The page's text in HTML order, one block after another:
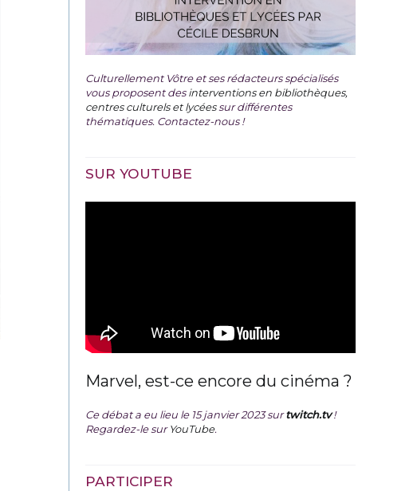
Culturellement Vôtre et ses rédacteurs spécialisés
vous proposent desinterventions en bibliothèques,
centres culturels et lycéessur différentes
thématiques. Contactez-nous !
SUR YOUTUBE
Marvel, est-ce encore du cinéma ?
Ce débat a eu lieu le 15 janvier 2023 surtwitch.tv !
Regardez-le surYouTube.
PARTICIPER